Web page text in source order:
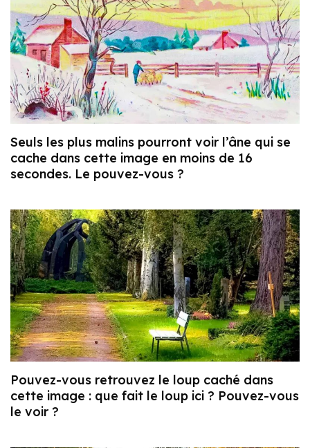
Seuls les plus malins pourront voir l’âne qui se
cache dans cette image en moins de 16
secondes. Le pouvez-vous ?
Pouvez-vous retrouvez le loup caché dans
cette image : que fait le loup ici ? Pouvez-vous
le voir ?